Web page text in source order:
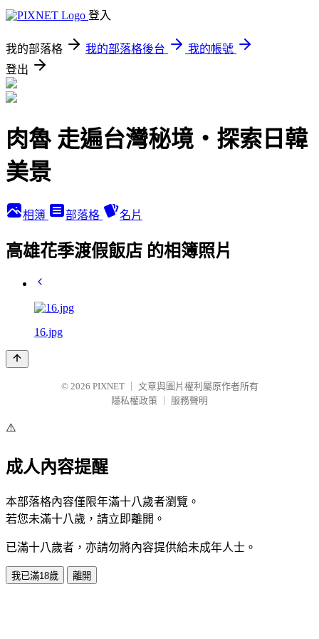
登入
我的部落格 我的部落格後台
我的帳號
登出
肉魯 走遍台灣秘境・探索日韓
美景
相簿 部落格 名片
高雄花季渡假飯店 的相簿照片
16.jpg
© 2026 PIXNET
文章與圖片權利屬原作者所有
隱私權政策
服務聲明
⚠️
成人內容提醒
本部落格內容僅限年滿十八歲者瀏覽。
若您未滿十八歲，請立即離開。
已滿十八歲者，亦請勿將內容提供給未成年人士。
我已滿18歲 離開